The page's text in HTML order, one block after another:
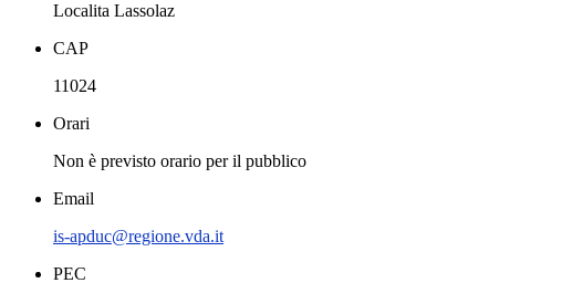
Localita Lassolaz
CAP
11024
Orari
Non è previsto orario per il pubblico
Email
is-apduc@regione.vda.it
PEC